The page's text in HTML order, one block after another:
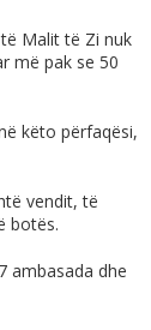
Malit të Zi nuk
më pak se 50
këto përfaqësi,
vendit, të
botës.
ambasada dhe